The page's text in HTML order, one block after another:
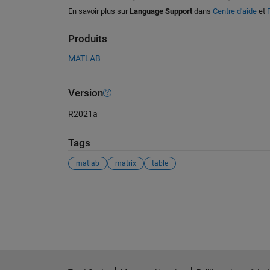
En savoir plus sur Language Supportdans Centre d'aideet
Produits
MATLAB
Version
R2021a
Tags
matlab matrix table